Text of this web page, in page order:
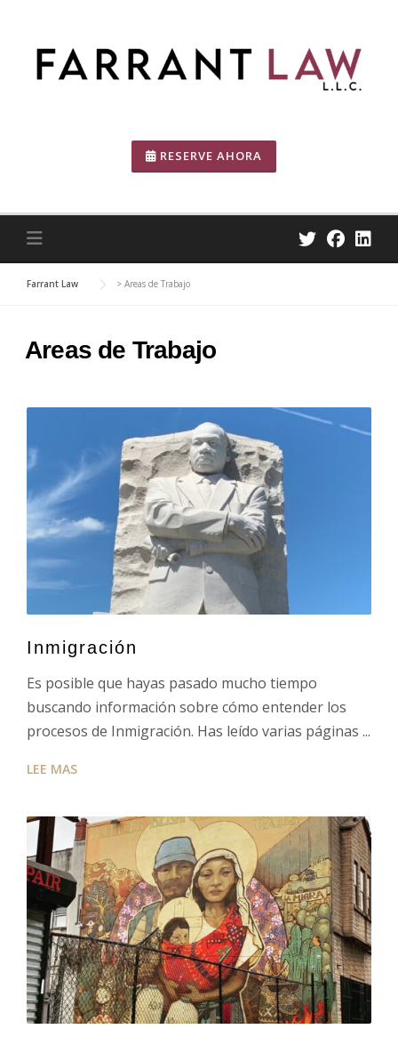
content
RESERVE AHORA
Farrant Law > Areas de Trabajo
Areas de Trabajo
Inmigración
Es posible que hayas pasado mucho tiempo
buscando información sobre cómo entender los
procesos de Inmigración. Has leído varias páginas ...
LEE MAS